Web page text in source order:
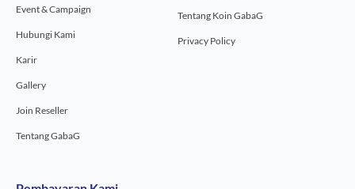
Event & Campaign
Hubungi Kami
Karir
Gallery
Join Reseller
Tentang GabaG
Tentang Koin GabaG
Privacy Policy